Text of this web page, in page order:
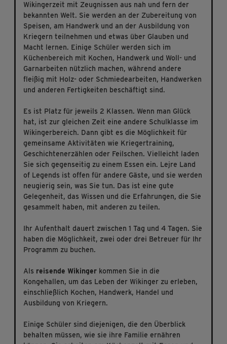
Wikingerzeit mit Zeugnissen aus nah und fern der
bekannten Welt. Sie werden an der Zubereitung von
Speisen, am Handwerk und an der Ausbildung von
Kriegern teilnehmen und etwas über Glauben und
Macht lernen. Einige Schüler werden sich im
Küchenbereich mit Kochen, Handwerk und Woll- und
Garnarbeiten nützlich machen, während andere
fleißig mit Holz- oder Schmiedearbeiten, Handwerken
und anderen Fertigkeiten beschäftigt sind.
Es ist Platz für jeweils 2 Klassen. Wenn man Glück
hat, ist zur gleichen Zeit eine andere Schulklasse im
Wikingerbereich. Dann gibt es die Möglichkeit für
gemeinsame Aktivitäten wie Kriegertraining,
Geschichtenerzählen oder Feilschen. Vielleicht laden
Sie sich gegenseitig zu einem Essen ein. Lejre Land
of Legends ist offen für andere Gäste, und sie werden
neugierig sein, was Sie tun. Das ist eine gute
Gelegenheit, das Wissen und die Erfahrungen, die Sie
gesammelt haben, mit anderen zu teilen.
Ihr Aufenthalt dauert zwischen 1 Tag und 4 Tagen. Sie
haben die Möglichkeit, zwei oder drei Betreuer für Ihr
Programm zu buchen.
Als reisende Wikinger kommen Sie in die
Kongehallen, um das Leben der Wikinger zu erleben,
einschließlich Kochen, Handwerk, Handel und
Ausbildung von Kriegern.
Einige Schüler sind diejenigen, die den Überblick
behalten müssen, wie sie ihre Familie ernähren